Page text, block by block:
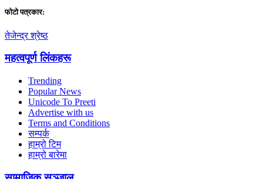
फाेटाे पत्रकार:
तेजेन्द्र श्रेष्ठ
महत्वपूर्ण लिंकहरू
Trending
Popular News
Unicode To Preeti
Advertise with us
Terms and Conditions
सम्पर्क
हाम्रो टिम
हाम्रो बारेमा